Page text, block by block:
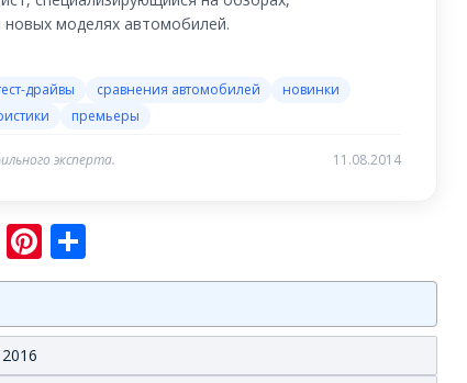
новых моделях автомобилей.
драйвы сравнения автомобилей
новинки
премьеры
эксперта. 11.08.2014
WhatsApp
Pinterest